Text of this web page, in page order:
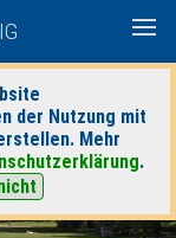
der Nutzung mit
Mehr
.